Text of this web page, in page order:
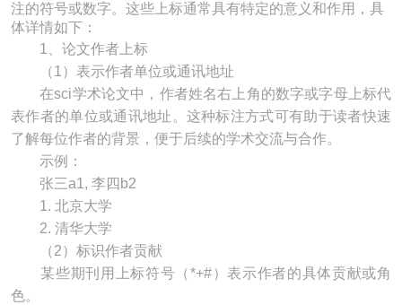
注的符号或数字。这些上标通常具有特定的意义和作用，具
体详情如下：
1、论文作者上标
（1）表示作者单位或通讯地址
在sci学术论文中，作者姓名右上角的数字或字母上标代
表作者的单位或通讯地址。这种标注方式可有助于读者快速
了解每位作者的背景，便于后续的学术交流与合作。
示例：
张三a1, 李四b2
1. 北京大学
2. 清华大学
（2）标识作者贡献
某些期刊用上标符号（*+#）表示作者的具体贡献或角
色。